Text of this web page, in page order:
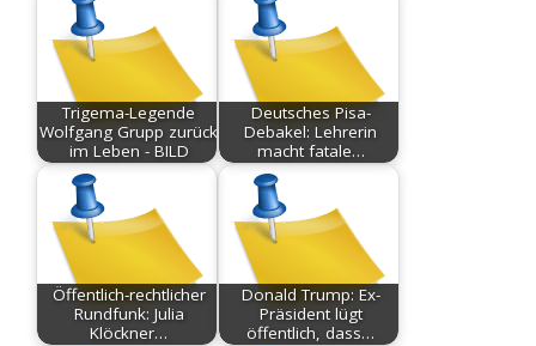
Trigema-Legende
Wolfgang Grupp zurück
im Leben - BILD
Deutsches Pisa-
Debakel: Lehrerin
macht fatale…
Öffentlich-rechtlicher
Rundfunk: Julia
Klöckner…
Donald Trump: Ex-
Präsident lügt
öffentlich, dass…